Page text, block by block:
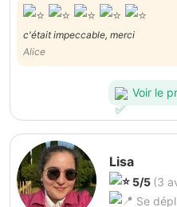
c'était impeccable, merci
Alice
Voir le
Lisa
5/5 (3
Se